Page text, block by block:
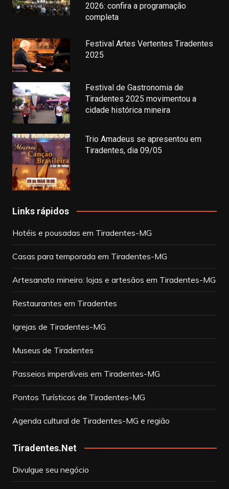
2026: confira a programação
completa
Festival Artes Vertentes Tiradentes
2025
Festival de Gastronomia de
Tiradentes 2025 movimentou a
cidade histórica mineira
Trio Amadeus se apresentou em
Tiradentes, dia 09/05
Links rápidos
Hotéis e pousadas em Tiradentes-MG
Casas para temporada em Tiradentes-MG
Artesanato mineiro: lojas e artesãos em Tiradentes-MG
Restaurantes em Tiradentes
Igrejas de Tiradentes-MG
Museus de Tiradentes
Passeios imperdíveis em Tiradentes-MG
Pontos Turísticos de Tiradentes-MG
Agenda cultural de Tiradentes-MG e região
Tiradentes.Net
Divulgue seu negócio